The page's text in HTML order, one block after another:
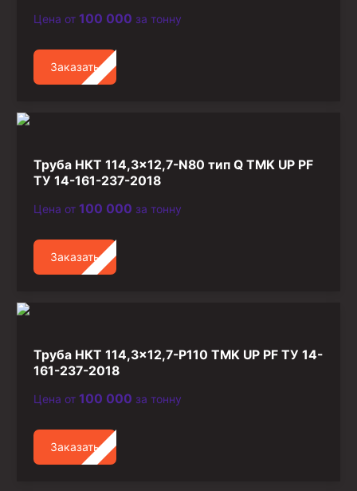
Цена от 100 000 за тонну
Заказать
Труба НКТ 114,3×12,7-N80 тип Q TMK UP PF
ТУ 14-161-237-2018
Цена от 100 000 за тонну
Заказать
Труба НКТ 114,3×12,7-P110 TMK UP PF ТУ 14-
161-237-2018
Цена от 100 000 за тонну
Заказать